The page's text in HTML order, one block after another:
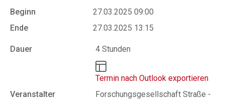
Beginn
27.03.2025 09:00
Ende
27.03.2025 13:15
Dauer 4 Stunden
Termin nach Outlook exportieren
Veranstalter
Forschungsgesellschaft Straße -